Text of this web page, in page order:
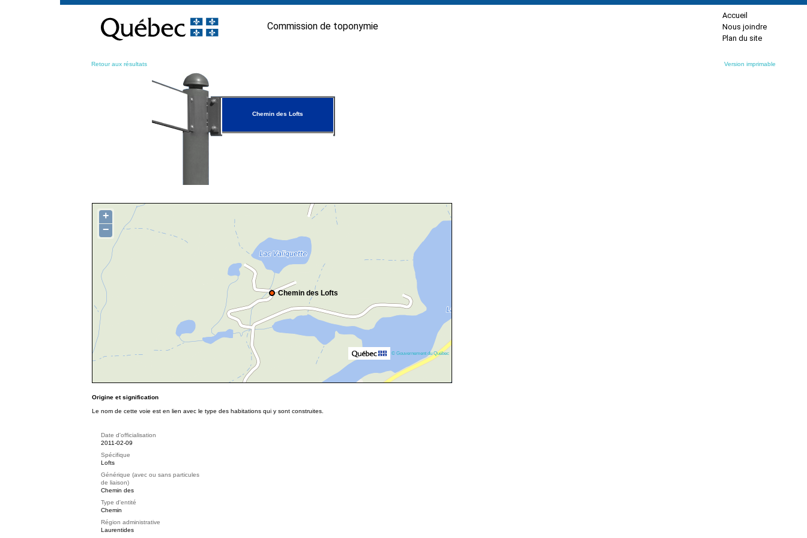
contenu
Commission de toponymie
Accueil
Nous joindre
Plan du site
Retour aux résultats Version imprimable
Chemin des Lofts
Chemin des Lofts
+
−
© Gouvernement du Québec
Origine et signification
Le nom de cette voie est en lien avec le type des habitations qui y sont construites.
Date d'officialisation
2011-02-09
Spécifique
Lofts
Générique (avec ou sans particules
de liaison)
Chemin des
Type d'entité
Chemin
Région administrative
Laurentides